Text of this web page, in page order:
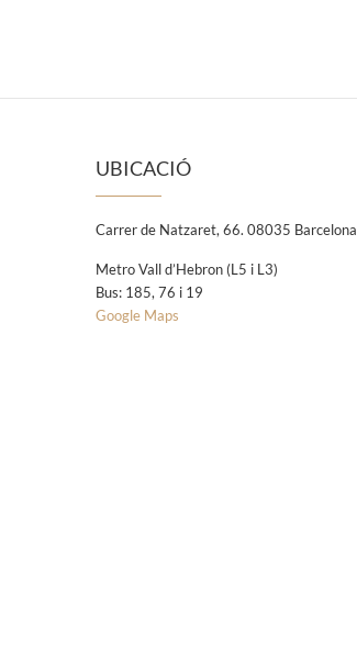
UBICACIÓ
Carrer de Natzaret, 66. 08035 Barcelona
Metro Vall d’Hebron (L5 i L3)
Bus: 185, 76 i 19
Google Maps